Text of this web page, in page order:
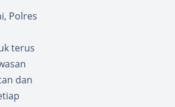
Binaan
Polres
terus
dan